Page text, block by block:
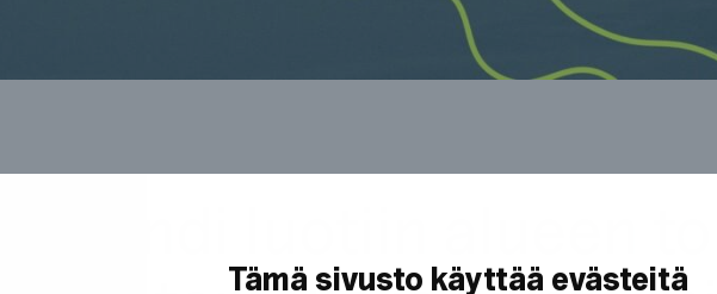
Tämä sivusto käyttää evästeitä